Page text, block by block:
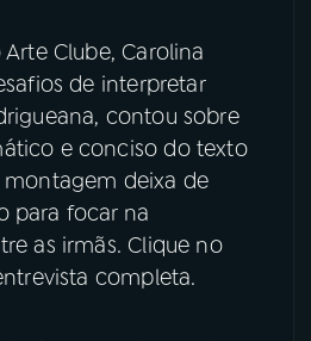
Clube, Carolina
de interpretar
contou sobre
e conciso do texto
deixa de
para focar na
as irmãs. Clique no
completa.